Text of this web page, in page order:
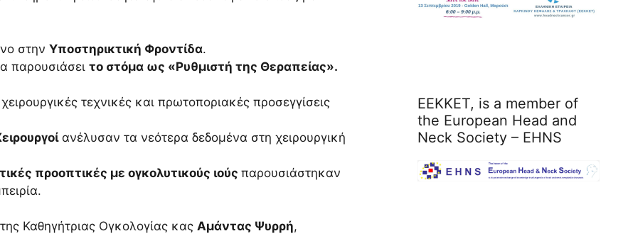
στην Υποστηρικτική Φροντίδα.
παρουσιάσει το στόμα ως «Ρυθμιστή της Θεραπείας».
τεχνικές και πρωτοποριακές προσεγγίσεις
ανέλυσαν τα νεότερα δεδομένα στη χειρουργική
προοπτικές με ογκολυτικούς ιούς παρουσιάστηκαν
Καθηγήτριας Ογκολογίας κας Αμάντας Ψυρρή,
ΕΕΚΚΕΤ, is a member of
the European Head and
Neck Society – EHNS